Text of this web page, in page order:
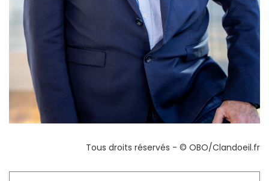
Tous droits réservés - © OBO/Clandoeil.fr